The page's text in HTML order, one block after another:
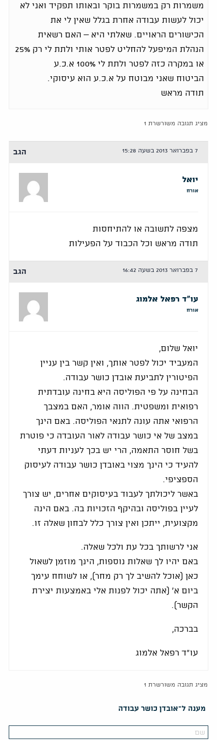
משמרות רק במשמרות בוקר ובאותו תפקיד ואני לא
יכול לעשות עבודה אחרת בגלל שאין לי את
הכישורים הראויים. שאלתי היא – האם רשאית
הנהלת המיפעל להחליט לפטר אותי ולתת לי רק 25%
או במקרה כזה לפטר ולתת לי 100% א.כ.ע
הביטוח שאני מבוטח על א.כ.ע הוא עיסוקי.
תודה מראש
מציג תגובה משורשרת 1
7 בפברואר 2013 בשעה 15:28 הגב
יואל
אורח
מצפה לתשובה או להתיחסות
תודה מראש וכל הכבוד על הפעילות
7 בפברואר 2013 בשעה 16:42 הגב
עו"ד רפאל אלמוג
אורח
יואל שלום,
המעביד יכול לפטר אותך, ואין קשר בין עניין
הפיטורין לתביעת אובדן כושר עבודה.
הבחינה על פי הפוליסה היא בחינה עובדתית
רפואית ומשפטית. הווה אומר, האם במצבך
הרפואי אתה עונה לתנאי הפוליסה. באם הינך
במצב של אי כושר עבודה לאור העובדה כי פוטרת
בשל חוסר התאמה, הרי יש בכך לעניות דעתי
להעיד כי הינך מצוי באובדן כושר עבודה לעיסוק
הספציפי.
באשר ליכולתך לעבוד בעיסוקים אחרים, יש צורך
לעיין בפוליסה ובהיקף הזכויות בה. באם הינה
מקצועית, ייתכן ואין צורך כלל לבחון שאלה זו.
אני לרשותך בכל עת ולכל שאלה.
באם יהיו לך שאלות נוספות, הינך מוזמן לשאול
כאן (אוכל להשיב לך רק מחר), או לשוחח עימך
ביום א' (אתה יכול לפנות אלי באמצעות יצירת
הקשר).
בברכה,
עו"ד רפאל אלמוג
מציג תגובה משורשרת 1
מענה ל־אובדן כושר עבודה